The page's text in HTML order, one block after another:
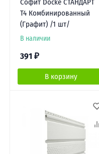
Т4 Комбинированный
(Графит) /1 шт/
В наличии
391 ₽
В корзину